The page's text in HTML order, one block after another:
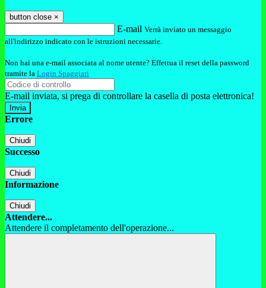
button close ×
E-mail Verrà inviato un messaggio
all'indirizzo indicato con le istruzioni necessarie.
Non hai una e-mail associata al nome utente? Effettua il reset della password
tramite la Login Spaggiari
E-mail inviata, si prega di controllare la casella di posta elettronica!
Errore
Chiudi
Successo
Chiudi
Informazione
Chiudi
Attendere...
Attendere il completamento dell'operazione...